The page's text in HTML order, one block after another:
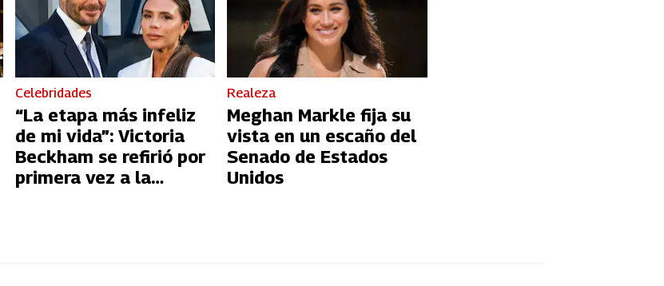
Celebridades
“La etapa más infeliz
de mi vida”: Victoria
Beckham se refirió por
primera vez a la
Realeza
Meghan Markle fija su
vista en un escaño del
Senado de Estados
Unidos